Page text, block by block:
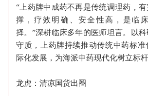
“上药牌中成药不再是传统调理药，
撑，疗效明确、安全性高，是临
择。”深耕临床多年的医师坦言。以
守质，上药牌持续推动传统中药标准
际化发展，为海派中药现代化树立标杆
龙虎：清凉国货出圈